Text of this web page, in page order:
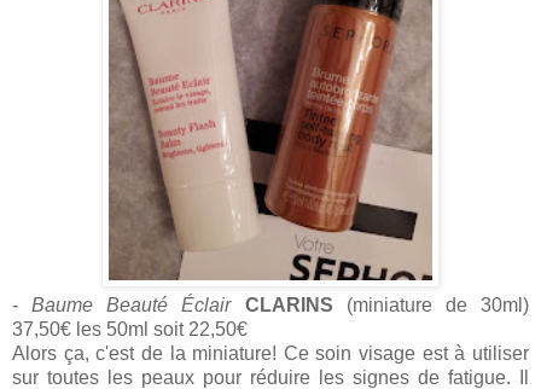
-Baume Beauté Éclair CLARINS (miniature de 30ml)
37,50€ les 50ml soit 22,50€
Alors ça, c'est de la miniature! Ce soin visage est à utiliser
sur toutes les peaux pour réduire les signes de fatigue. Il